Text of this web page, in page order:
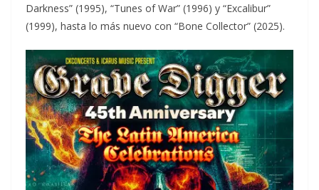
Darkness” (1995), “Tunes of War” (1996) y “Excalibur”
(1999), hasta lo más nuevo con “Bone Collector” (2025).